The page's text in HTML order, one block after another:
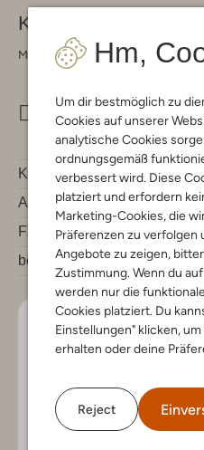
Hm,
Um dir bestmöglich zu
Cookies auf unserer
analytische Cookies
ordnungsgemäß
verbessert wird. Diese
platziert und erfordern
Marketing-Cookies, die
Präferenzen zu verfolgen
Angebote zu zeigen,
Zustimmung. Wenn du
werden nur die
Cookies platziert. Du
Einstellungen" klicken,
erhalten oder deine
Reject
Kontakt
Montag - Freitag 09:00 - 17:00 uur
info@omoda.de
Kundenservice
Account
Fashion News
bei Omoda
Lass uns in
exklusiven Angeboten, nur
Newsletter und gewinne
Wert von €150.